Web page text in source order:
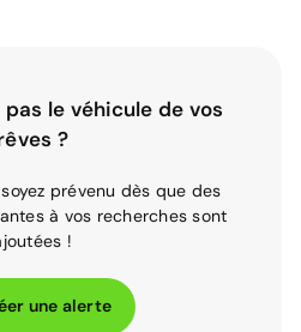
le véhicule de vos
?
prévenu dès que des
à vos recherches sont
!
une alerte